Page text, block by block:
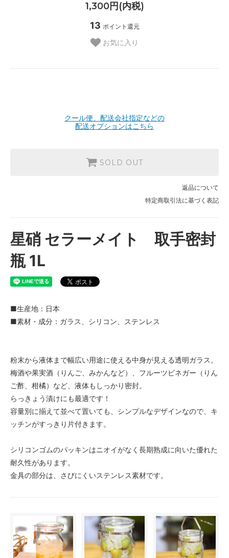
1,300円(内税)
13 ポイント還元
お気に入り
クール便、配送会社指定などの
配送オプションはこちら
SOLD OUT
返品について
特定商取引法に基づく表記
星硝 セラーメイト 取手密封
瓶 1L
■生産地：日本
■素材・成分：ガラス、シリコン、ステンレス
粉末から液体まで幅広い用途に使える中身が見える透明ガラス。
梅酒や果実酒（りんご、みかんなど）、フルーツビネガー（りん
ご酢、柑橘）など、液体もしっかり密封。
らっきょう漬けにも最適です！
容量別に揃えて並べて置いても、シンプルなデザインなので、キ
ッチンがすっきり片付きます。
シリコンゴムのパッキンはニオイがなく長期熟成に向いた優れた
耐久性があります。
金具の部分は、さびにくいステンレス素材です。